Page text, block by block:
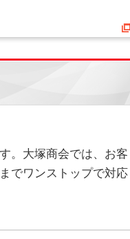
。大塚商会では、お客
でワンストップで対応